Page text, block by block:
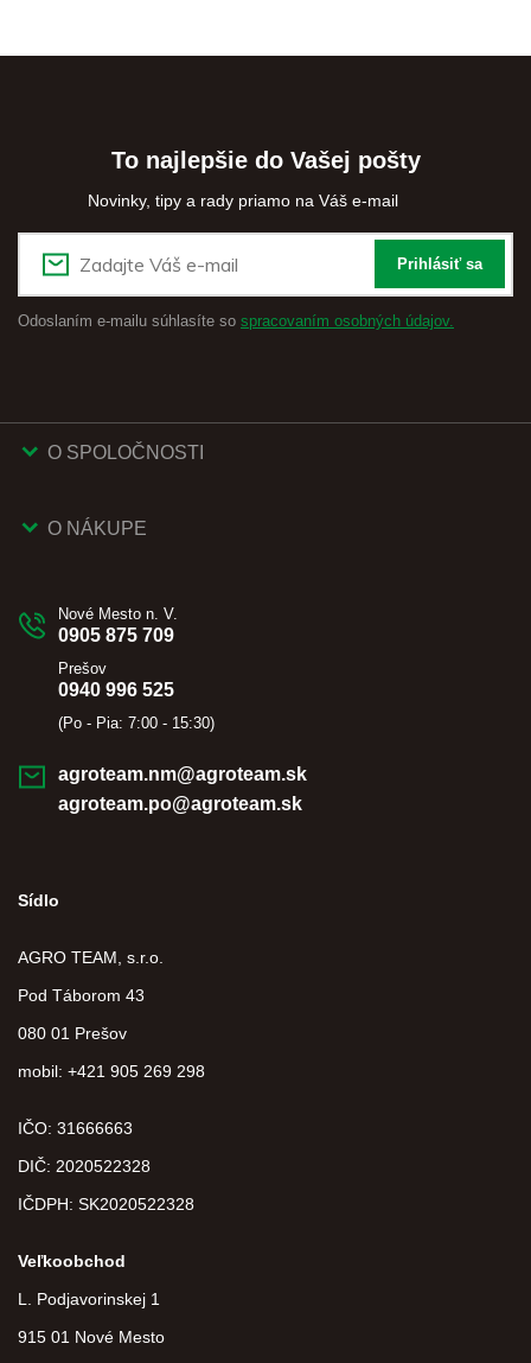
To najlepšie do Vašej pošty
Novinky, tipy a rady priamo na Váš e-mail
Prihlásiť sa
Odoslaním e-mailu súhlasíte so spracovaním osobných údajov.
O SPOLOČNOSTI
O NÁKUPE
Nové Mesto n. V.
0905 875 709
Prešov
0940 996 525
(Po - Pia: 7:00 - 15:30)
agroteam.nm@agroteam.sk
agroteam.po@agroteam.sk
Sídlo
AGRO TEAM, s.r.o.
Pod Táborom 43
080 01 Prešov
mobil: +421 905 269 298
IČO: 31666663
DIČ: 2020522328
IČDPH: SK2020522328
Veľkoobchod
L. Podjavorinskej 1
915 01 Nové Mesto